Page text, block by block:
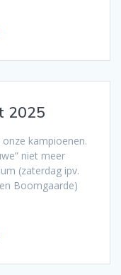
2025
kampioenen.
niet meer
(zaterdag ipv.
Boomgaarde)